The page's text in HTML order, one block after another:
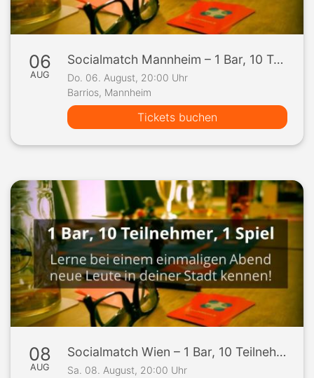
06
AUG
Socialmatch Mannheim – 1 Bar, 10 Teilnehmer, 1 Spiel
Do. 06. August, 20:00 Uhr
Barrios, Mannheim
Tickets buchen
08
AUG
Socialmatch Wien – 1 Bar, 10 Teilnehmer, 1 Spiel
Sa. 08. August, 20:00 Uhr